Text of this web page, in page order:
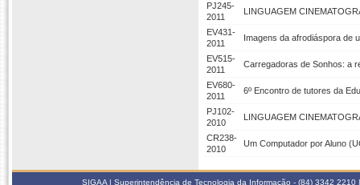
PJ245-
2011
LINGUAGEM
EV431-
2011
Imagens da afrodiáspora de
EV515-
2011
Carregadoras de Sonhos: a
EV680-
2011
6º Encontro de tutores da
PJ102-
2010
LINGUAGEM
CR238-
2010
Um Computador por Aluno
SIGAA | Superintendência de Tecnologia da Informação - (84) 3342